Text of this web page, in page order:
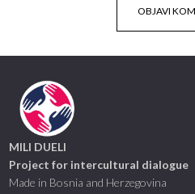
MILI DUELI
Project for intercultural dialogue
Made in Bosnia and Herzegovina